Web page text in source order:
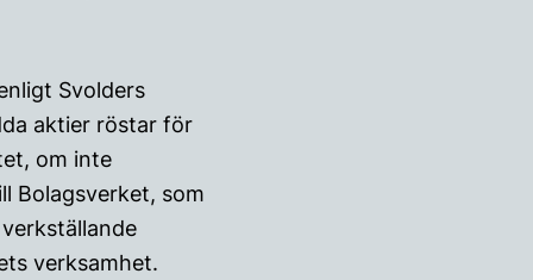
Svolders
aktier röstar för
om inte
Bolagsverket, som
verksamhet.